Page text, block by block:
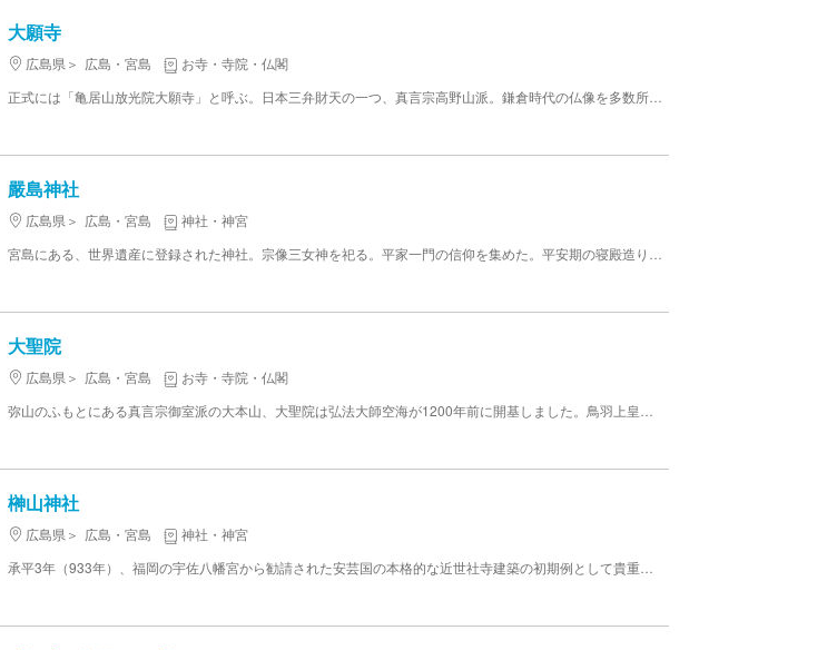
大願寺
広島県 広島・宮島
お寺・寺院・仏閣
嚴島神社
広島県 広島・宮島
神社・神宮
大聖院
広島県 広島・宮島
お寺・寺院・仏閣
榊山神社
広島県 広島・宮島
神社・神宮